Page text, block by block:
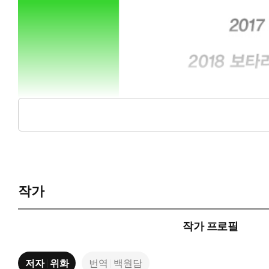
작가
작가 프로필
저자 위화 번역 백원담